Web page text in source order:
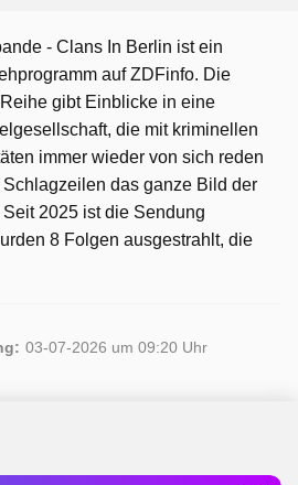
- Clans In Berlin ist ein
auf ZDFinfo. Die
gibt Einblicke in eine
die mit kriminellen
immer wieder von sich reden
das ganze Bild der
2025 ist die Sendung
8 Folgen ausgestrahlt, die
03-07-2026 um 09:20 Uhr